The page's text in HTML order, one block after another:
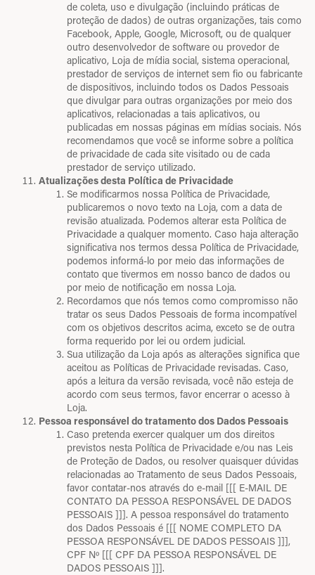
de coleta, uso e divulgação (incluindo práticas de
proteção de dados) de outras organizações, tais como
Facebook, Apple, Google, Microsoft, ou de qualquer
outro desenvolvedor de software ou provedor de
aplicativo, Loja de mídia social, sistema operacional,
prestador de serviços de internet sem fio ou fabricante
de dispositivos, incluindo todos os Dados Pessoais
que divulgar para outras organizações por meio dos
aplicativos, relacionadas a tais aplicativos, ou
publicadas em nossas páginas em mídias sociais. Nós
recomendamos que você se informe sobre a política
de privacidade de cada site visitado ou de cada
prestador de serviço utilizado.
Atualizações desta Política de Privacidade
Se modificarmos nossa Política de Privacidade,
publicaremos o novo texto na Loja, com a data de
revisão atualizada. Podemos alterar esta Política de
Privacidade a qualquer momento. Caso haja alteração
significativa nos termos dessa Política de Privacidade,
podemos informá-lo por meio das informações de
contato que tivermos em nosso banco de dados ou
por meio de notificação em nossa Loja.
Recordamos que nós temos como compromisso não
tratar os seus Dados Pessoais de forma incompatível
com os objetivos descritos acima, exceto se de outra
forma requerido por lei ou ordem judicial.
Sua utilização da Loja após as alterações significa que
aceitou as Políticas de Privacidade revisadas. Caso,
após a leitura da versão revisada, você não esteja de
acordo com seus termos, favor encerrar o acesso à
Loja.
Pessoa responsável do tratamento dos Dados Pessoais
Caso pretenda exercer qualquer um dos direitos
previstos nesta Política de Privacidade e/ou nas Leis
de Proteção de Dados, ou resolver quaisquer dúvidas
relacionadas ao Tratamento de seus Dados Pessoais,
favor contatar-nos através do e-mail [[[ E-MAIL DE
CONTATO DA PESSOA RESPONSÁVEL DE DADOS
PESSOAIS ]]]. A pessoa responsável do tratamento
dos Dados Pessoais é [[[ NOME COMPLETO DA
PESSOA RESPONSÁVEL DE DADOS PESSOAIS ]]],
CPF Nº [[[ CPF DA PESSOA RESPONSÁVEL DE
DADOS PESSOAIS ]]].